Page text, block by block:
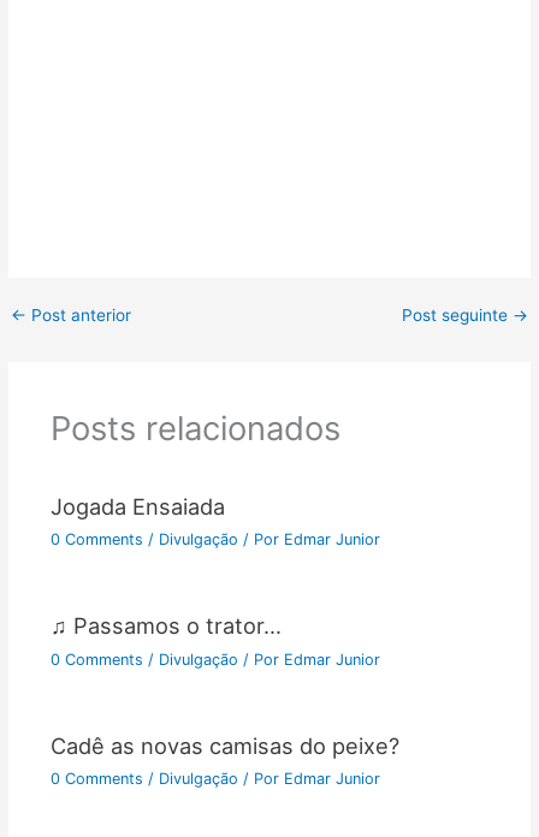
← Post anterior Post seguinte →
Posts relacionados
Jogada Ensaiada
0 Comments / Divulgação / Por Edmar Junior
♫ Passamos o trator…
0 Comments / Divulgação / Por Edmar Junior
Cadê as novas camisas do peixe?
0 Comments / Divulgação / Por Edmar Junior